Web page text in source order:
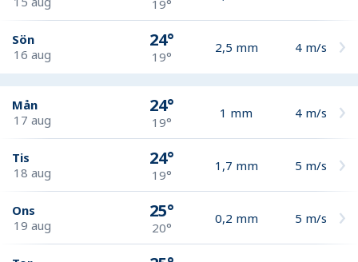
19°
Sön
16 aug
24°
19°
2,5 mm 4 m/s
Mån
17 aug
24°
19°
1 mm 4 m/s
Tis
18 aug
24°
19°
1,7 mm 5 m/s
Ons
19 aug
25°
20°
0,2 mm 5 m/s